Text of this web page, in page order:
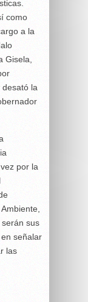
como
a la
Gisela,
la
por la
sus
señalar
las